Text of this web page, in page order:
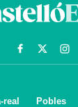
real Pobles